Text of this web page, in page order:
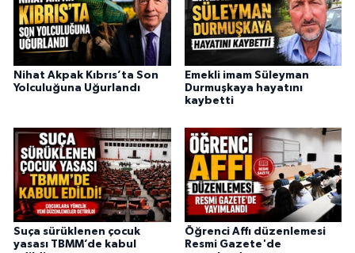
Nihat Akpak Kıbrıs’ta Son
Yolculuğuna Uğurlandı
Emekli imam Süleyman
Durmuşkaya hayatını
kaybetti
Suça sürüklenen çocuk
yasası TBMM’de kabul
Öğrenci Affı düzenlemesi
Resmi Gazete'de